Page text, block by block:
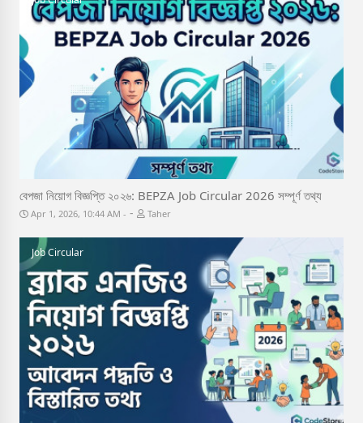
বেপজা নিয়োগ বিজ্ঞপ্তি ২০২৬: BEPZA Job Circular 2026 সম্পূর্ণ তথ্য
Apr 1, 2026, 10:44 AM - Taher
Job Circular